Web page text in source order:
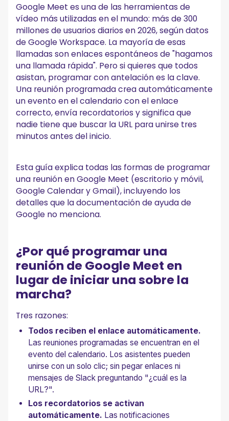
minutos)
Problemas comunes al programar reuniones en
Google Meet (y sus soluciones)
Los invitados no reciben el correo electrónico de invitación
El enlace de la reunión no funciona para invitados externos
La reunión no aparece en el calendario de todos
No puedes añadir videoconferencias de Google Meet a una
cuenta personal de Google
Preguntas frecuentes sobre la programación de
Google Meet
¿Cómo uso Google Meet?
¿Cómo programo una reunión de Google Meet con varios
reunión?
¿Puedo programar una reunión recurrente de Google Meet?
¿Puedo programar un Google Meet sin una cuenta de
Gmail?
¿Con cuánta antelación puedo programar un Google Meet?
¿Puede MeetGeek grabar automáticamente cualquier
Google Meet es una de las herramientas de
vídeo más utilizadas en el mundo: más de 300
millones de usuarios diarios en 2026, según datos
de Google Workspace. La mayoría de esas
llamadas son enlaces espontáneos de "hagamos
una llamada rápida". Pero si quieres que todos
asistan, programar con antelación es la clave.
Una reunión programada crea automáticamente
un evento en el calendario con el enlace
correcto, envía recordatorios y significa que
nadie tiene que buscar la URL para unirse tres
minutos antes del inicio.
Esta guía explica todas las formas de programar
una reunión en Google Meet (escritorio y móvil,
Google Calendar y Gmail), incluyendo los
detalles que la documentación de ayuda de
Google no menciona.
¿Por qué programar una
reunión de Google Meet en
lugar de iniciar una sobre la
marcha?
Tres razones:
Todos reciben el enlace automáticamente.
Las reuniones programadas se encuentran en el
evento del calendario. Los asistentes pueden
unirse con un solo clic; sin pegar enlaces ni
mensajes de Slack preguntando "¿cuál es la
URL?".
Los recordatorios se activan
automáticamente. Las notificaciones